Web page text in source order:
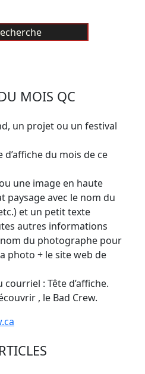
MOIS QC
un projet ou un festival
du mois de ce
une image en haute
paysage avec le nom du
et un petit texte
autres informations
du photographe pour
photo + le site web de
: Tête d’affiche.
, le Bad Crew.